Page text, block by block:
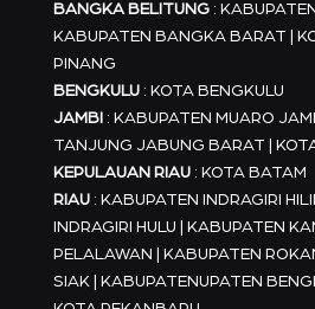
BANGKA BELITUNG:
KABUPATEN BANGKA BARAT |
PINANG
BENGKULU: KOTA BENGKULU
JAMBI : KABUPATEN MUARO
TANJUNG JABUNG BARAT |
KEPULAUAN RIAU: KOTA BATAM
RIAU: KABUPATEN INDRAGIRI
INDRAGIRI HULU | KABUPATEN
PELALAWAN | KABUPATEN
SIAK | KABUPATENUPATEN